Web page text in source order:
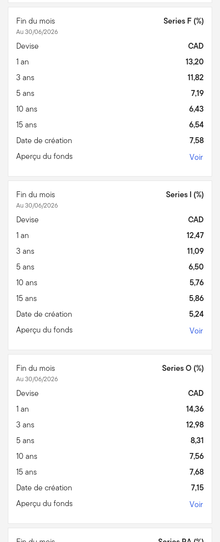
Fin du mois
Au 30/06/2026
Series F (%)
Devise
CAD
1 an
13,20
3 ans
11,82
5 ans
7,19
10 ans
6,43
15 ans
6,54
Date de création
7,58
Aperçu du fonds
Voir
Fin du mois
Au 30/06/2026
Series I (%)
Devise
CAD
1 an
12,47
3 ans
11,09
5 ans
6,50
10 ans
5,76
15 ans
5,86
Date de création
5,24
Aperçu du fonds
Voir
Fin du mois
Au 30/06/2026
Series O (%)
Devise
CAD
1 an
14,36
3 ans
12,98
5 ans
8,31
10 ans
7,56
15 ans
7,68
Date de création
7,15
Aperçu du fonds
Voir